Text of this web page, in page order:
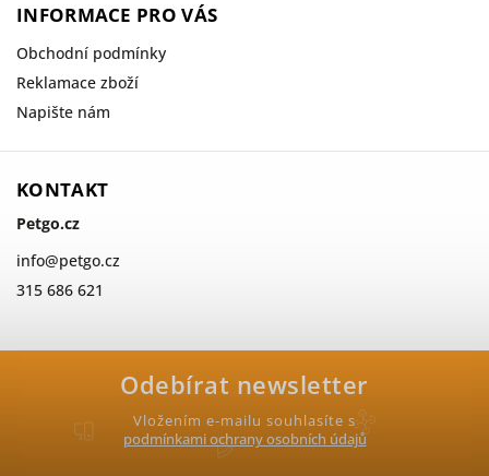
Odebírat newsletter
Vložením e-mailu souhlasíte s
podmínkami ochrany osobních údajů
INFORMACE PRO VÁS
Obchodní podmínky
Reklamace zboží
Napište nám
KONTAKT
Petgo.cz
info@petgo.cz
315 686 621